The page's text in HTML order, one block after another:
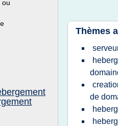
ou
Thèmes
de